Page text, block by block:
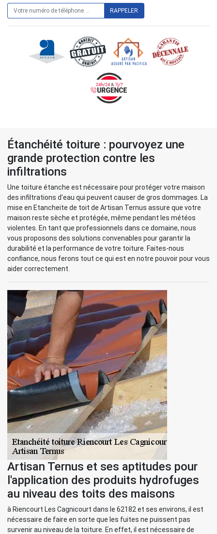
Étanchéité toiture : pourvoyez une
grande protection contre les
infiltrations
Une toiture étanche est nécessaire pour protéger votre maison
des infiltrations d'eau qui peuvent causer de gros dommages. La
mise en Etancheite de toit de Artisan Ternus assure que votre
maison reste sèche et protégée, même pendant les météos
violentes. En tant que professionnels dans ce domaine, nous
vous proposons des solutions convenables pour garantir la
durabilité et la performance de votre toiture. Faites-nous
confiance, nous ferons tout ce qui est en notre pouvoir pour vous
aider correctement.
Artisan Ternus et ses aptitudes pour
l'application des produits hydrofuges
au niveau des toits des maisons
à Riencourt Les Cagnicourt dans le 62182 et ses environs, il est
nécessaire de faire en sorte que les fuites ne puissent pas
survenir au niveau de la toiture. En effet, il est nécessaire de